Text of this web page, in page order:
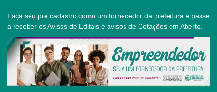
Faça seu pré cadastro como um fornecedor da prefeitura e passe
a receber os Avisos de Editais e avisos de Cotações em Aberto.